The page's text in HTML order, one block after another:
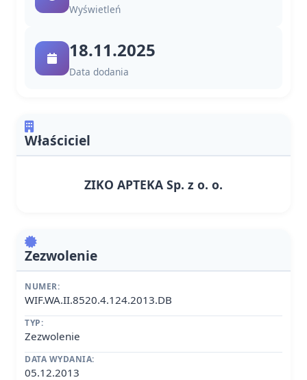
Wyświetleń
18.11.2025
Data dodania
Właściciel
ZIKO APTEKA Sp. z o. o.
Zezwolenie
NUMER:
WIF.WA.II.8520.4.124.2013.DB
TYP:
Zezwolenie
DATA WYDANIA:
05.12.2013